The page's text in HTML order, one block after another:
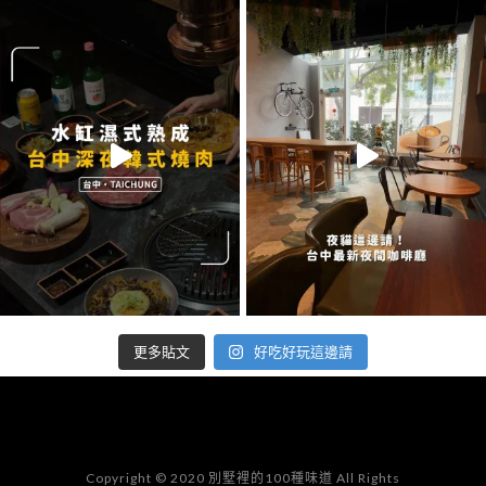
更多貼文 好吃好玩這邊請
Copyright © 2020 別墅裡的100種味道 All Rights